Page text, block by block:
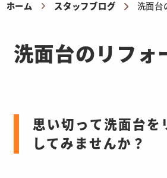
ホーム スタッフブログ 洗面台
洗面台のリフォ
思い切って洗面台を
してみませんか？